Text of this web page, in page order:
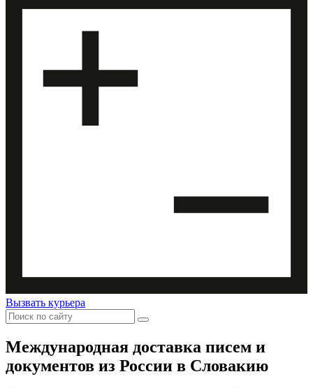
Вызвать курьера
Международная доставка писем и
документов из России в Словакию